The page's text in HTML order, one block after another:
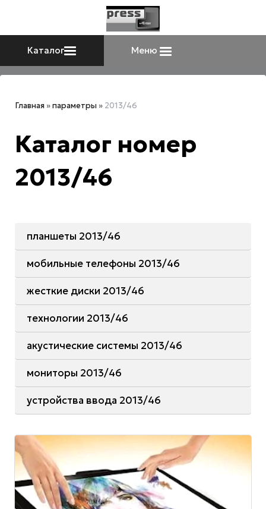
Каталог Меню
Главная »параметры » 2013/46
Каталог номер
2013/46
планшеты 2013/46
мобильные телефоны 2013/46
жесткие диски 2013/46
технологии 2013/46
акустические системы 2013/46
мониторы 2013/46
устройства ввода 2013/46